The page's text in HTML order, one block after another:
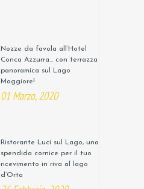
Nozze da favola all’Hotel
Conca Azzurra… con terrazza
panoramica sul Lago
Maggiore!
01 Marzo, 2020
Ristorante Luci sul Lago, una
spendida cornice per il tuo
ricevimento in riva al lago
d’Orta